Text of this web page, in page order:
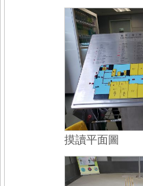
摸讀平面圖